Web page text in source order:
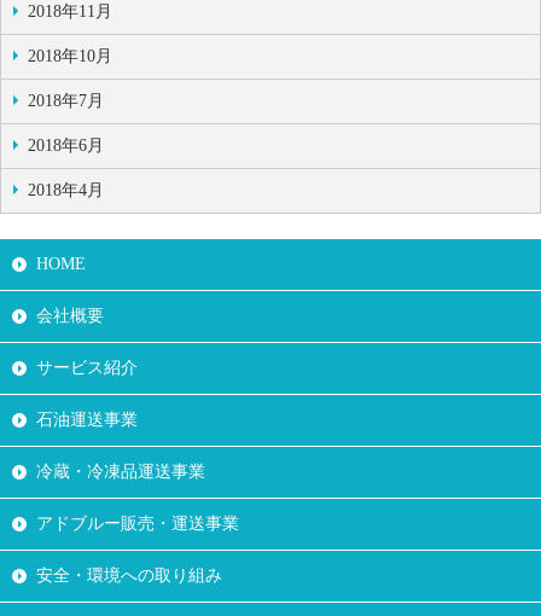
2018年11月
2018年10月
2018年7月
2018年6月
2018年4月
HOME
会社概要
サービス紹介
石油運送事業
冷蔵・冷凍品運送事業
アドブルー販売・運送事業
安全・環境への取り組み